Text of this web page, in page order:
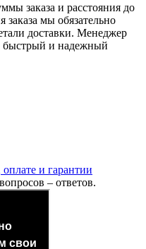
заказа и расстояния до
заказа мы обязательно
доставки. Менеджер
быстрый и надежный
и гарантии
– ответов.